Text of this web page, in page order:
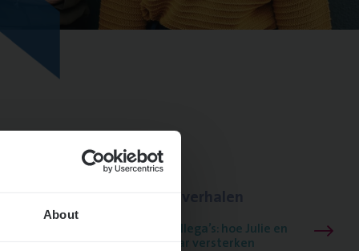
About
Meer dan collega’s: hoe Julie en
Aurélie elkaar versterken